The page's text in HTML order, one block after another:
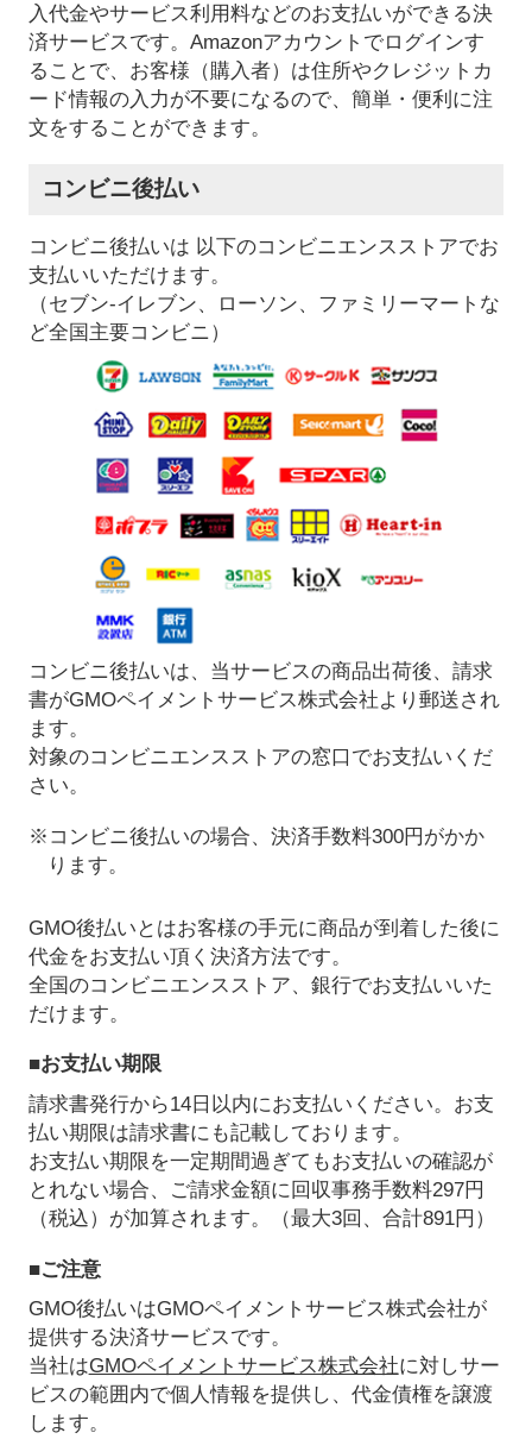
入代金やサービス利用料などのお支払いができる決
済サービスです。Amazonアカウントでログインす
ることで、お客様（購入者）は住所やクレジットカ
ード情報の入力が不要になるので、簡単・便利に注
文をすることができます。
コンビニ後払い
コンビニ後払いは 以下のコンビニエンスストアでお
支払いいただけます。
（セブン-イレブン、ローソン、ファミリーマートな
ど全国主要コンビニ）
コンビニ後払いは、当サービスの商品出荷後、請求
書がGMOペイメントサービス株式会社より郵送され
ます。
対象のコンビニエンスストアの窓口でお支払いくだ
さい。
※コンビニ後払いの場合、決済手数料300円がかか
ります。
GMO後払いとはお客様の手元に商品が到着した後に
代金をお支払い頂く決済方法です。
全国のコンビニエンスストア、銀行でお支払いいた
だけます。
■お支払い期限
請求書発行から14日以内にお支払いください。お支
払い期限は請求書にも記載しております。
お支払い期限を一定期間過ぎてもお支払いの確認が
とれない場合、ご請求金額に回収事務手数料297円
（税込）が加算されます。（最大3回、合計891円）
■ご注意
GMO後払いはGMOペイメントサービス株式会社が
提供する決済サービスです。
当社はGMOペイメントサービス株式会社に対しサー
ビスの範囲内で個人情報を提供し、代金債権を譲渡
します。